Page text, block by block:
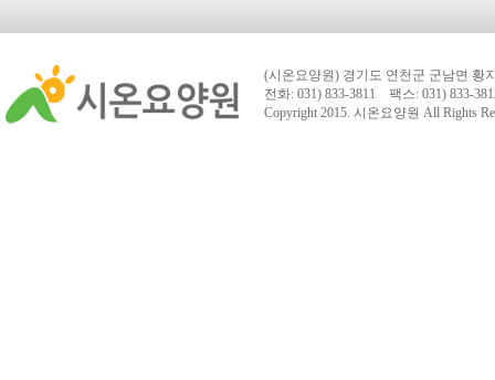
(시온요양원) 경기도 연천군 군남면 황
전화: 031) 833-3811 팩스: 031) 833-
Copyright 2015. 시온요양원 All Rights